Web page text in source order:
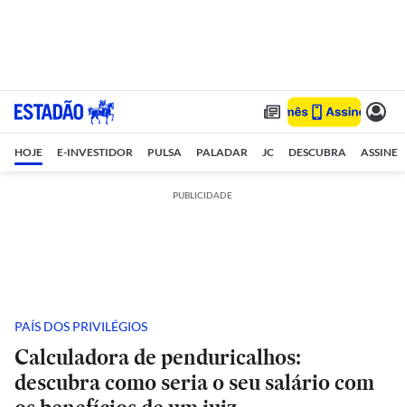
HOJE E-INVESTIDOR PULSA PALADAR JC DESCUBRA ASSINE
PUBLICIDADE
PAÍS DOS PRIVILÉGIOS
Calculadora de penduricalhos:
descubra como seria o seu salário com